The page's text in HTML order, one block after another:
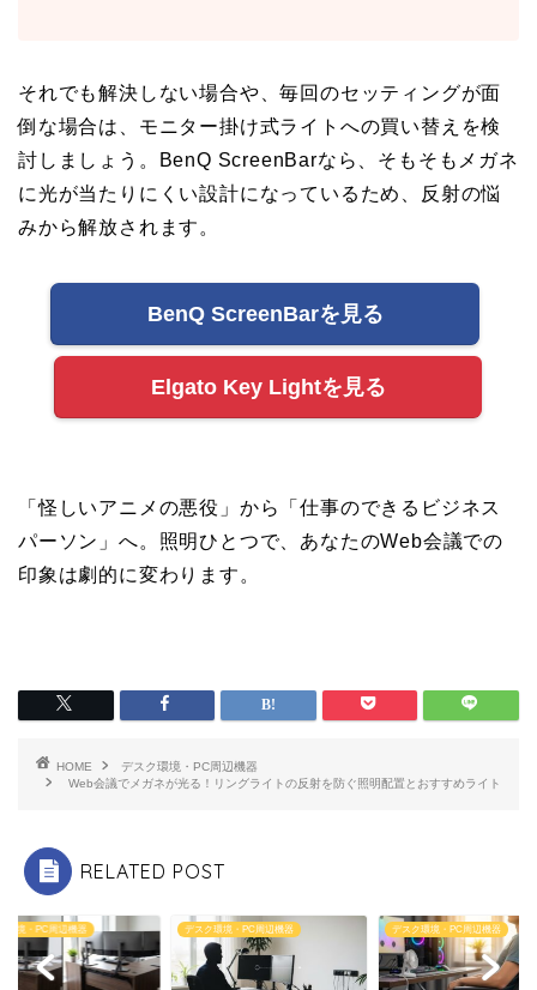
それでも解決しない場合や、毎回のセッティングが面
倒な場合は、モニター掛け式ライトへの買い替えを検
討しましょう。BenQ ScreenBarなら、そもそもメガネ
に光が当たりにくい設計になっているため、反射の悩
みから解放されます。
BenQ ScreenBarを見る
Elgato Key Lightを見る
「怪しいアニメの悪役」から「仕事のできるビジネス
パーソン」へ。照明ひとつで、あなたのWeb会議での
印象は劇的に変わります。
HOME
デスク環境・PC周辺機器
Web会議でメガネが光る！リングライトの反射を防ぐ照明配置とおすすめライト
RELATED POST
デスク環境・PC周辺機器 デスク環境・PC周辺機器 デスク環境・PC周辺機器